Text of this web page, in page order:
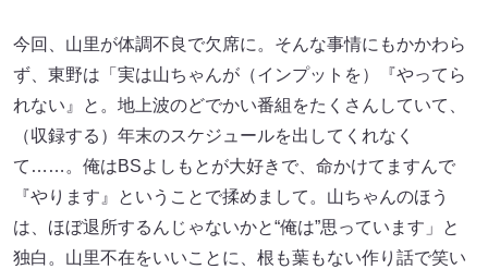
今回、山里が体調不良で欠席に。そんな事情にもかかわら
ず、東野は「実は山ちゃんが（インプットを）『やってら
れない』と。地上波のどでかい番組をたくさんしていて、
（収録する）年末のスケジュールを出してくれなく
て……。俺はBSよしもとが大好きで、命かけてますんで
『やります』ということで揉めまして。山ちゃんのほう
は、ほぼ退所するんじゃないかと“俺は”思っています」と
独白。山里不在をいいことに、根も葉もない作り話で笑い